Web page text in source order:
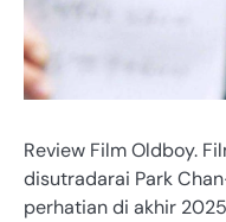
Review Film Oldboy.
disutradarai Park
perhatian di akhir